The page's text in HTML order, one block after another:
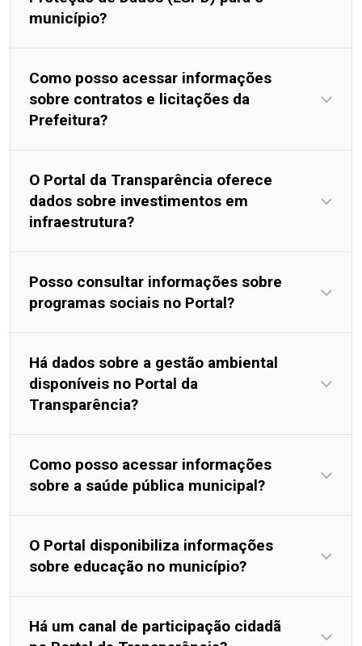
município?
Como posso acessar informações
sobre contratos e licitações da
Prefeitura?
O Portal da Transparência oferece
dados sobre investimentos em
infraestrutura?
Posso consultar informações sobre
programas sociais no Portal?
Há dados sobre a gestão ambiental
disponíveis no Portal da
Transparência?
Como posso acessar informações
sobre a saúde pública municipal?
O Portal disponibiliza informações
sobre educação no município?
Há um canal de participação cidadã